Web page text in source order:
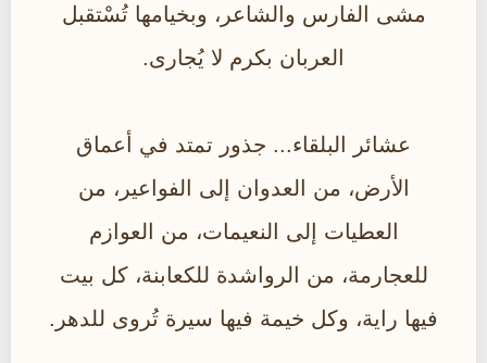
مشى الفارس والشاعر، وبخيامها تُسْتقبل
العربان بكرم لا يُجارى.
عشائر البلقاء... جذور تمتد في أعماق
الأرض، من العدوان إلى الفواعير، من
العطيات إلى النعيمات، من العوازم
للعجارمة، من الرواشدة للكعابنة، كل بيت
فيها راية، وكل خيمة فيها سيرة تُروى للدهر.